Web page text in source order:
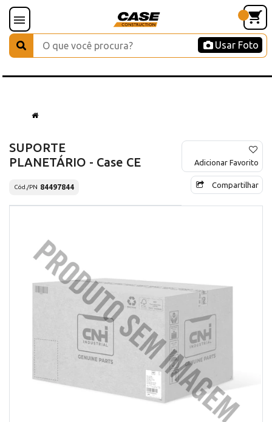
Usar Foto
SUPORTE
PLANETÁRIO - Case CE
Cód./PN 84497844
Adicionar Favorito
Compartilhar